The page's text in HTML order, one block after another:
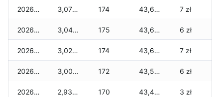
2026-01-28 3,070 zł 174 43,690 zł 7 zł
2026-01-27 3,040 zł 175 43,620 zł 6 zł
2026-01-26 3,020 zł 174 43,610 zł 7 zł
2026-01-25 3,000 zł 172 43,540 zł 6 zł
2026-01-24 2,930 zł 170 43,420 zł 3 zł